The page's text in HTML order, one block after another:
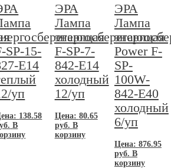
SP-15-
E14
уп
138.58
В
ЭРА
Лампа
энергосберегающая
F-SP-7-
842-E14
холодный
12/уп
Цена: 80.65
руб. В
корзину
ЭРА
Лампа
Power F-
SP-
100W-
842-E40
холодный
6/уп
Цена: 876.95
руб. В
корзину